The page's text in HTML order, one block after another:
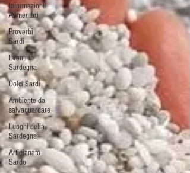
Informazioni
Alimentari
Proverbi
Sardi
Eventi in
Sardegna
Dolci Sardi
Ambiente da
salvaguardare
Luoghi della
Sardegna
Artigianato
Sardo